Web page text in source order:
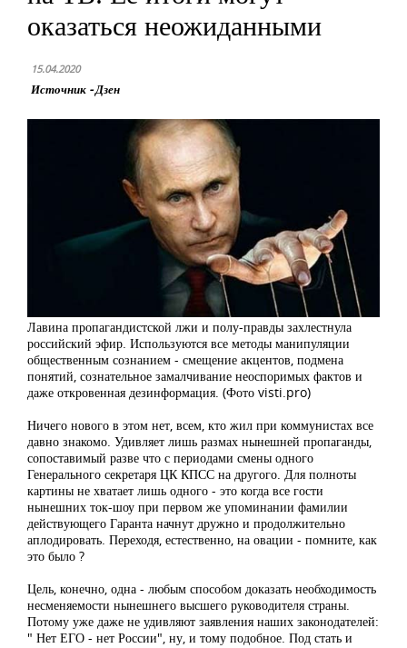
оказаться неожиданными
15.04.2020
Источник - Дзен
Лавина пропагандистской лжи и полу-правды захлестнула
российский эфир. Используются все методы манипуляции
общественным сознанием - смещение акцентов, подмена
понятий, сознательное замалчивание неоспоримых фактов и
даже откровенная дезинформация. (Фото visti.pro)
Ничего нового в этом нет, всем, кто жил при коммунистах все
давно знакомо. Удивляет лишь размах нынешней пропаганды,
сопоставимый разве что с периодами смены одного
Генерального секретаря ЦК КПСС на другого. Для полноты
картины не хватает лишь одного - это когда все гости
нынешних ток-шоу при первом же упоминании фамилии
действующего Гаранта начнут дружно и продолжительно
аплодировать. Переходя, естественно, на овации - помните, как
это было ?
Цель, конечно, одна - любым способом доказать необходимость
несменяемости нынешнего высшего руководителя страны.
Потому уже даже не удивляют заявления наших законодателей:
" Нет ЕГО - нет России", ну, и тому подобное. Под стать и